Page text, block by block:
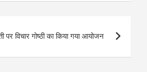
पर विचार गोष्ठी का किया गया आयोजन